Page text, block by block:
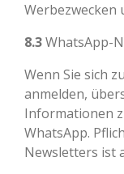
Werbezwecken
8.3WhatsApp-
Wenn Sie sich
anmelden,
Informationen
WhatsApp.
Newsletters ist